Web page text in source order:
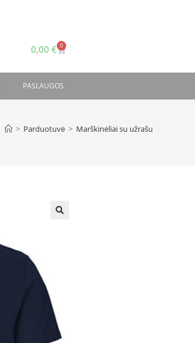
0,00 € 0
PASLAUGOS
> Parduotuvė > Marškinėliai su užrašu